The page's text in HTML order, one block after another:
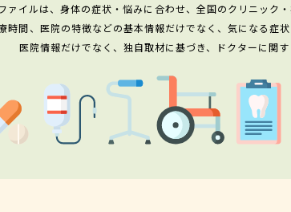
ァイルは、身体の症状・悩みに合わせ、全国のクリニック
時間、医院の特徴などの基本情報だけでなく、気になる症
医院情報だけでなく、独自取材に基づき、ドクターに関